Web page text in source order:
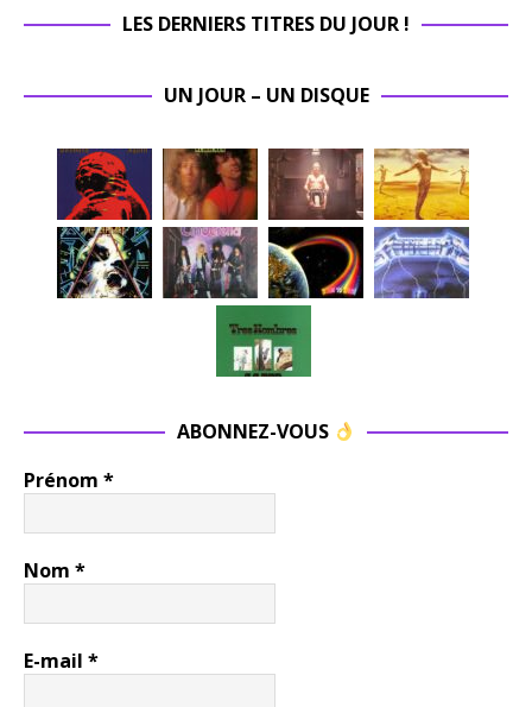
LES DERNIERS TITRES DU JOUR !
UN JOUR – UN DISQUE
ABONNEZ-VOUS
Prénom *
Nom *
E-mail *